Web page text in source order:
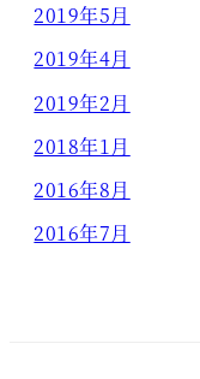
2019年5月
2019年4月
2019年2月
2018年1月
2016年8月
2016年7月